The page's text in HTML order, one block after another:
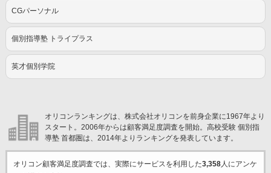
CGパーソナル
個別指導塾 トライプラス
英才個別学院
オリコンランキングは、株式会社オリコンを前身企業に1967年より
スタート。2006年からは顧客満足度調査を開始。高校受験 個別指
導塾 首都圏は、2014年よりランキングを発表しています。
オリコン顧客満足度調査では、実際にサービスを利用した3,358人にアンケ